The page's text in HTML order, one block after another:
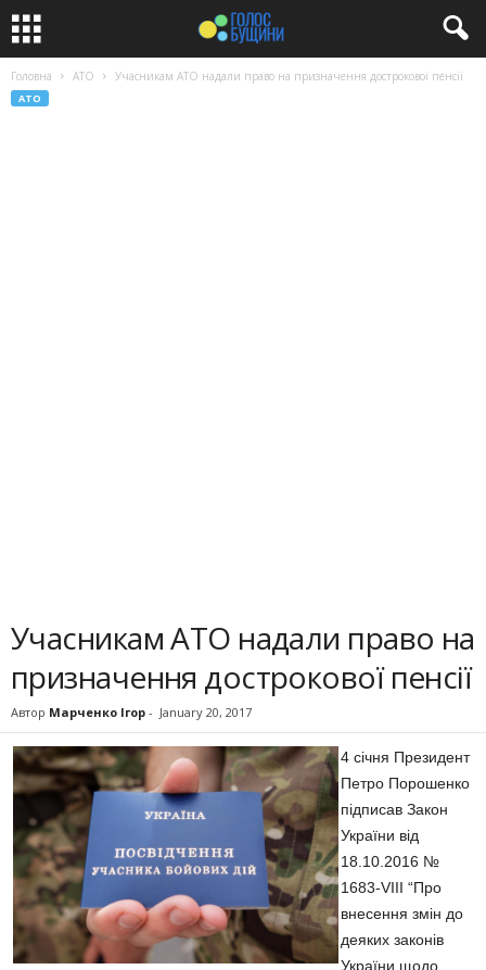
Головна АТО Учасникам АТО надали право на призначення дострокової пенсії
АТО
Учасникам АТО надали право на
призначення дострокової пенсії
Автор Марченко Ігор - January 20, 2017
4 січня Президент
Петро Порошенко
підписав Закон
України від
18.10.2016 №
1683-VIII “Про
внесення змін до
деяких законів
України щодо